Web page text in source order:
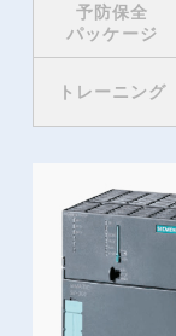
予防保全
パッケージ
トレーニング